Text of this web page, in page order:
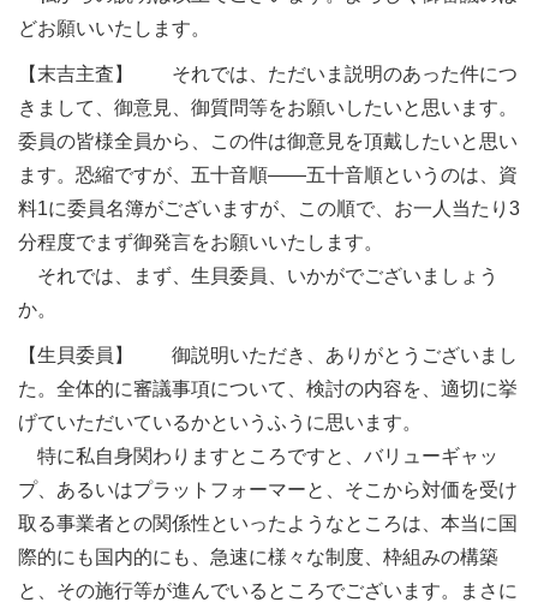
どお願いいたします。
【末吉主査】 それでは、ただいま説明のあった件につ
きまして、御意見、御質問等をお願いしたいと思います。
委員の皆様全員から、この件は御意見を頂戴したいと思い
ます。恐縮ですが、五十音順――五十音順というのは、資
料1に委員名簿がございますが、この順で、お一人当たり3
分程度でまず御発言をお願いいたします。
それでは、まず、生貝委員、いかがでございましょう
か。
【生貝委員】 御説明いただき、ありがとうございまし
た。全体的に審議事項について、検討の内容を、適切に挙
げていただいているかというふうに思います。
特に私自身関わりますところですと、バリューギャッ
プ、あるいはプラットフォーマーと、そこから対価を受け
取る事業者との関係性といったようなところは、本当に国
際的にも国内的にも、急速に様々な制度、枠組みの構築
と、その施行等が進んでいるところでございます。まさに